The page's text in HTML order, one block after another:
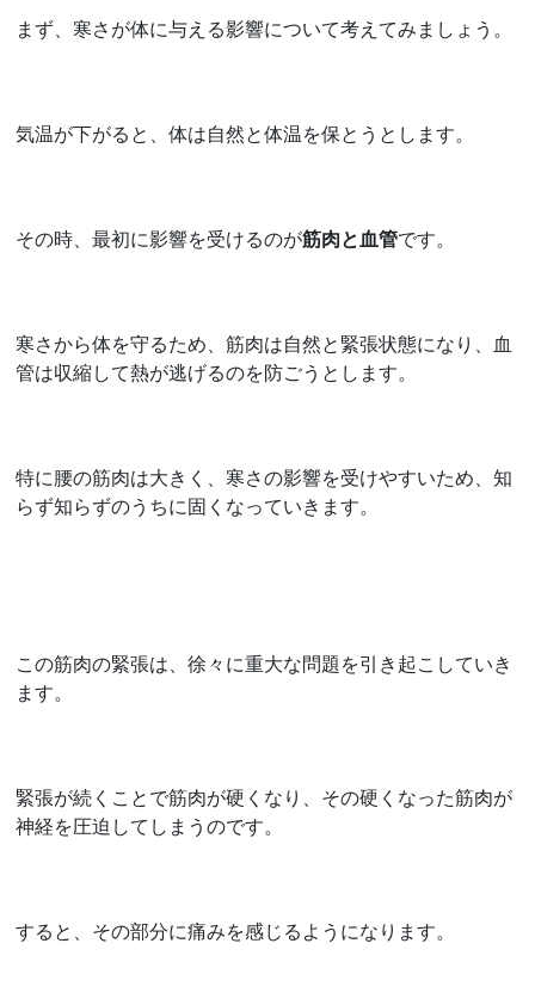
まず、寒さが体に与える影響について考えてみましょう。
気温が下がると、体は自然と体温を保とうとします。
その時、最初に影響を受けるのが筋肉と血管です。
寒さから体を守るため、筋肉は自然と緊張状態になり、血
管は収縮して熱が逃げるのを防ごうとします。
特に腰の筋肉は大きく、寒さの影響を受けやすいため、知
らず知らずのうちに固くなっていきます。
この筋肉の緊張は、徐々に重大な問題を引き起こしていき
ます。
緊張が続くことで筋肉が硬くなり、その硬くなった筋肉が
神経を圧迫してしまうのです。
すると、その部分に痛みを感じるようになります。